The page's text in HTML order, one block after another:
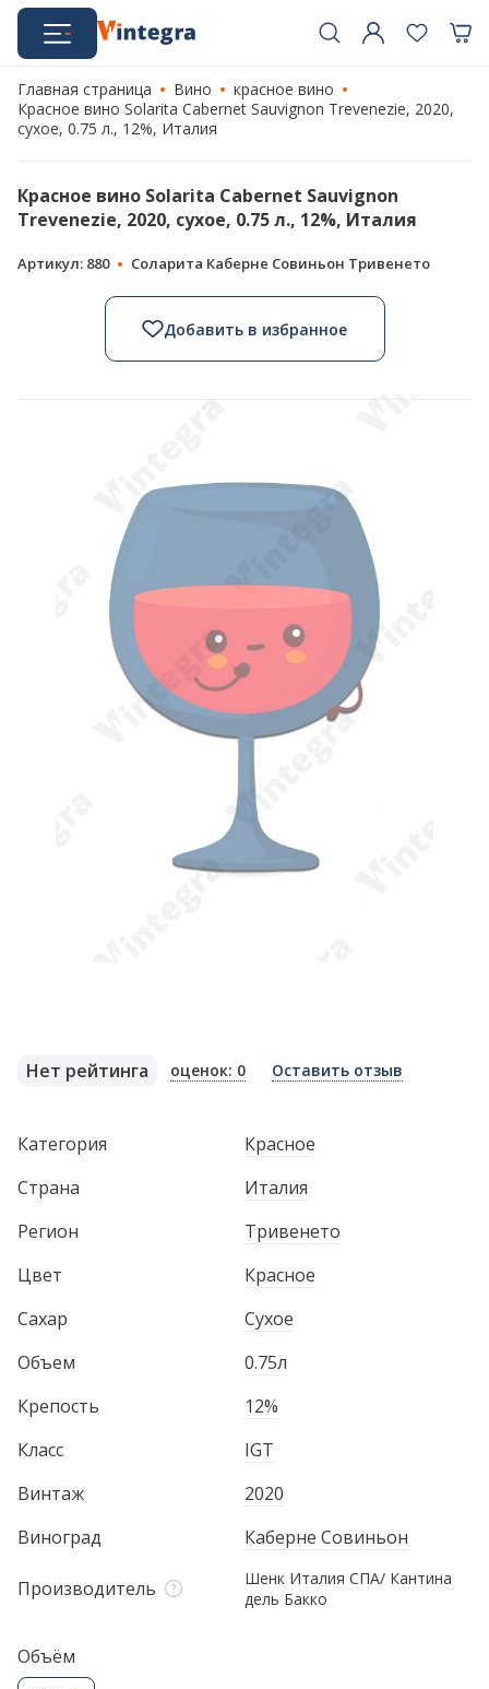
Главная страница Вино
красное вино
Красное вино Solarita Cabernet Sauvignon Trevenezie, 2020,
сухое, 0.75 л., 12%, Италия
Красное вино Solarita Cabernet Sauvignon
Trevenezie, 2020, сухое, 0.75 л., 12%, Италия
Артикул: 880 Соларита Каберне Совиньон Тривенето
Добавить в избранное
Нет рейтинга оценок: 0 Оставить отзыв
Категория
Красное
Страна
Италия
Регион
Тривенето
Цвет
Красное
Сахар
Сухое
Объем
0.75л
Крепость
12%
Класс
IGT
Винтаж
2020
Виноград
Каберне Совиньон
Производитель
Шенк Италия СПА/ Кантина
дель Бакко
Объём